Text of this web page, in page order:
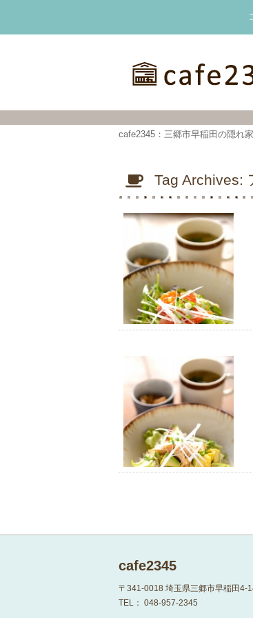
cafe2345：三郷市早稲田の隠れ
Tag Archives:
cafe2345
〒341-0018 埼玉県三郷市早稲田4-
TEL： 048-957-2345